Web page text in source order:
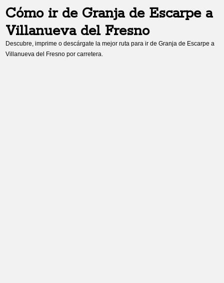
Cómo ir de Granja de Escarpea
Villanueva del Fresno
Descubre, imprime o descárgate la mejor ruta para ir deGranja de Escarpe a
Villanueva del Fresno por carretera.